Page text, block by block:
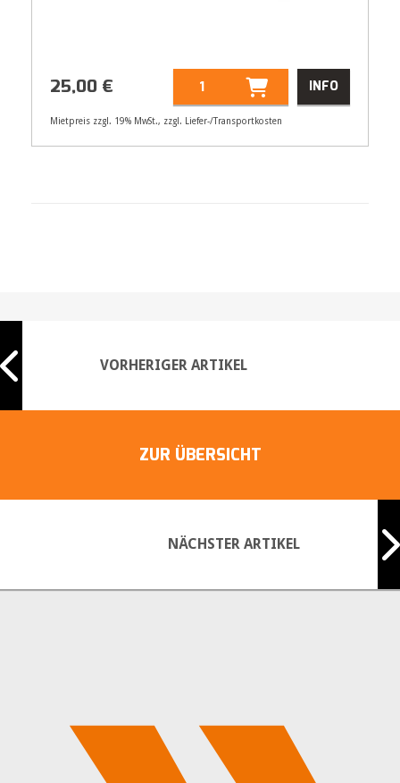
25,00 € INFO
Mietpreis zzgl. 19% MwSt., zzgl. Liefer-/Transportkosten
VORHERIGER ARTIKEL
ZUR ÜBERSICHT
NÄCHSTER ARTIKEL